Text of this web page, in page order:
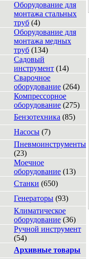
Оборудование для
монтажа стальных
труб (4)
Оборудование для
монтажа медных
труб (134)
Садовый
инструмент (14)
Сварочное
оборудование (264)
Компрессорное
оборудование (275)
Бензотехника (85)
Насосы (7)
Пневмоинструменты
(23)
Моечное
оборудование (13)
Станки (650)
Генераторы (93)
Климатическое
оборудование (36)
Ручной инструмент
(54)
Архивные товары